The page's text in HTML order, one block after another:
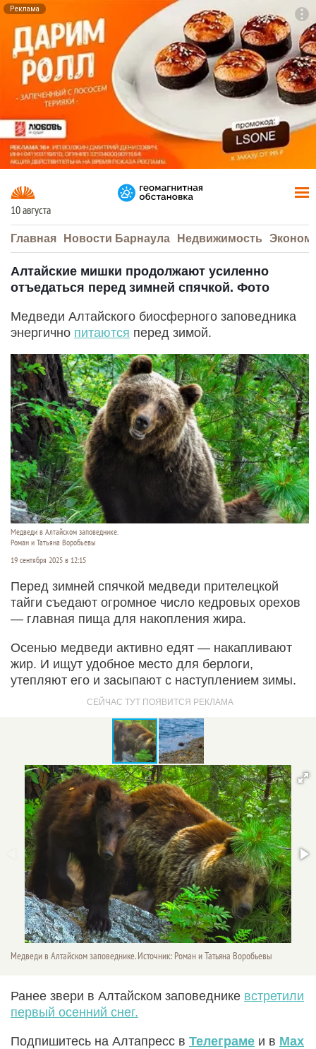
Реклама
10 августа
Главная Новости Барнаула Недвижимость
Алтайские мишки продолжают усиленно
отъедаться перед зимней спячкой. Фото
Медведи Алтайского биосферного заповедника
энергично питаются перед зимой.
Медведи в Алтайском заповеднике.
Роман и Татьяна Воробьевы
19 сентября 2025 в 12:15
Перед зимней спячкой медведи прителецкой
тайги съедают огромное число кедровых орехов
— главная пища для накопления жира.
Осенью медведи активно едят — накапливают
жир. И ищут удобное место для берлоги,
утепляют его и засыпают с наступлением зимы.
Медведи в Алтайском заповеднике. Источник: Роман и Татьяна Воробьевы
Ранее звери в Алтайском заповеднике встретили
первый осенний снег.
Подпишитесь на Алтапресс в Телеграме и в Max